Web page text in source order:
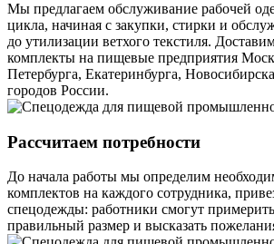
Мы предлагаем обслуживание рабочей
цикла, начиная с закупки, стирки и
до утилизации ветхого текстиля.
комплекты на пищевые предприятия
Петербурга, Екатеринбурга,
городов России.
Рассчитаем потребности
До начала работы мы определим
комплектов на каждого сотрудника,
спецодежды: работники смогут
правильный размер и высказать